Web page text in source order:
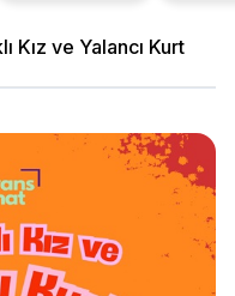
Kız ve Yalancı Kurt